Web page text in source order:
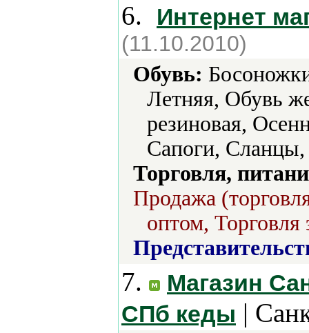
6. Интернет
(11.10.2010)
Обувь:
Летняя, Обувь
резиновая,
Сапоги,
Торговля,
Продажа
оптом, Торговля
7.
Магазин
СПб кеды |